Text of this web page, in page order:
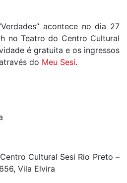
acontece no dia 27
no Teatro do Centro Cultural
é gratuita e os ingressos
do Meu Sesi.
Cultural Sesi Rio Preto –
Vila Elvira